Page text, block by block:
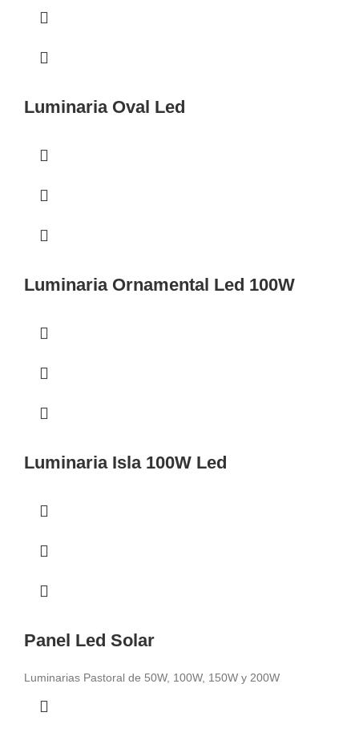
Luminaria Oval Led
Luminaria Ornamental Led 100W
Luminaria Isla 100W Led
Panel Led Solar
Luminarias Pastoral de 50W, 100W, 150W y 200W